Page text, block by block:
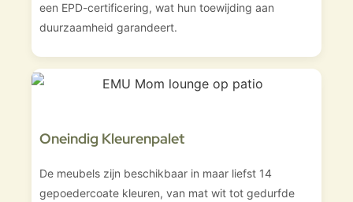
een EPD-certificering, wat hun toewijding aan
duurzaamheid garandeert.
Oneindig Kleurenpalet
De meubels zijn beschikbaar in maar liefst 14
gepoedercoate kleuren, van mat wit tot gedurfde